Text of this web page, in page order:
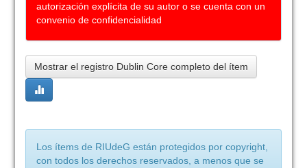
autorización explícita de su autor o se cuenta con un
convenio de confidencialidad
Mostrar el registro Dublin Core completo del ítem
Los ítems de RIUdeG están protegidos por copyright,
con todos los derechos reservados, a menos que se